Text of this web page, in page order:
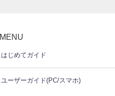
MENU
はじめてガイド
ユーザーガイド(PC/スマホ)